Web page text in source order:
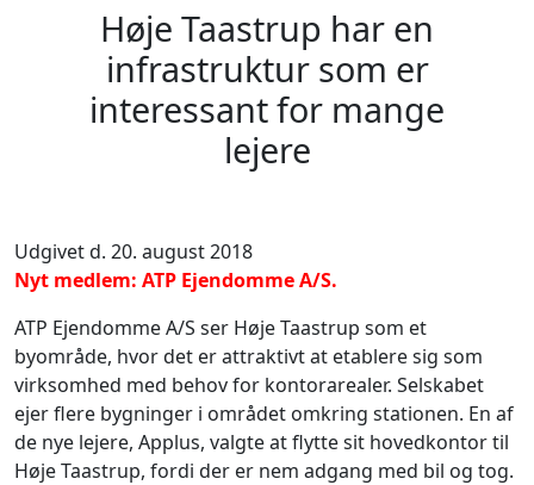
Høje Taastrup har en
infrastruktur som er
interessant for mange
lejere
Udgivet d. 20. august 2018
Nyt medlem: ATP Ejendomme A/S.
ATP Ejendomme A/S ser Høje Taastrup som et
byområde, hvor det er attraktivt at etablere sig som
virksomhed med behov for kontorarealer. Selskabet
ejer flere bygninger i området omkring stationen. En af
de nye lejere, Applus, valgte at flytte sit hovedkontor til
Høje Taastrup, fordi der er nem adgang med bil og tog.